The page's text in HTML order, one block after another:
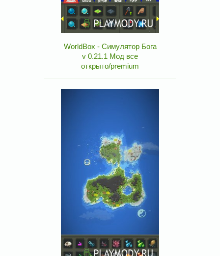
WorldBox - Симулятор Бога
v 0.21.1 Мод все
открыто/premium